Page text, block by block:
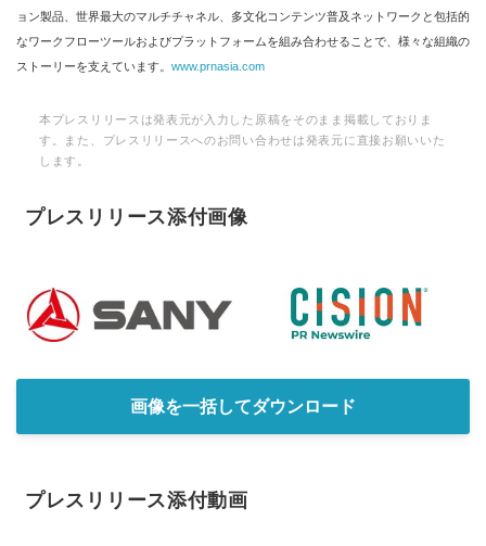
ョン製品、世界最大のマルチチャネル、多文化コンテンツ普及ネットワークと包括的
なワークフローツールおよびプラットフォームを組み合わせることで、様々な組織の
ストーリーを支えています。 www.prnasia.com
本プレスリリースは発表元が入力した原稿をそのまま掲載しておりま
す。また、プレスリリースへのお問い合わせは発表元に直接お願いいた
します。
プレスリリース添付画像
画像を一括してダウンロード
プレスリリース添付動画